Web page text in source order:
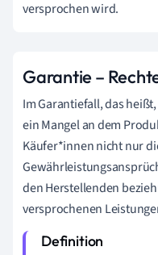
versprochen wird.
Garantie –
Im Garantiefall, das
ein Mangel an dem
Käufer*innennicht nur
denHerstellenden
versprochenen